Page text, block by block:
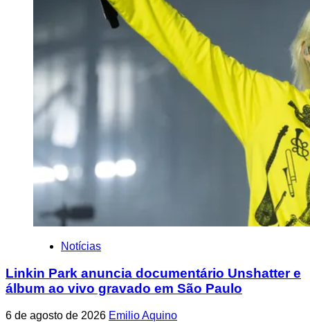
Notícias
Linkin Park anuncia documentário Unshatter e
álbum ao vivo gravado em São Paulo
6 de agosto de 2026 Emilio Aquino